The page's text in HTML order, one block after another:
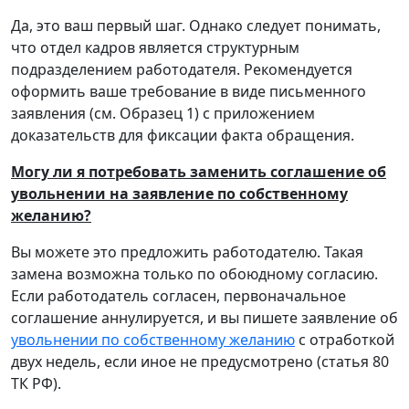
Да, это ваш первый шаг. Однако следует понимать,
что отдел кадров является структурным
подразделением работодателя. Рекомендуется
оформить ваше требование в виде письменного
заявления (см. Образец 1) с приложением
доказательств для фиксации факта обращения.
Могу ли я потребовать заменить соглашение об
увольнении на заявление по собственному
желанию?
Вы можете это предложить работодателю. Такая
замена возможна только по обоюдному согласию.
Если работодатель согласен, первоначальное
соглашение аннулируется, и вы пишете заявление об
увольнении по собственному желанию с отработкой
двух недель, если иное не предусмотрено (статья 80
ТК РФ).